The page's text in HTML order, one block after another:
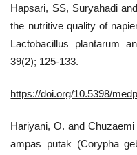
Hapsari, SS, Suryahadi
the nutritive quality of
Lactobacillus plantarum
39(2); 125-133.
https://doi.org/10.5398/
Hariyani, O. and
ampas putak (Corypha